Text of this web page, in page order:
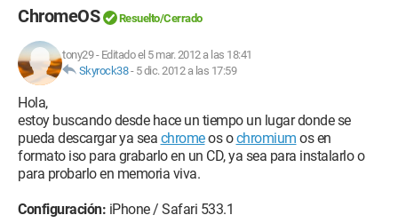
ChromeOS
Resuelto/Cerrado
tony29- Editado el 5 mar. 2012 a las 18:41
Skyrock38- 5 dic. 2012 a las 17:59
Hola,
estoy buscando desde hace un tiempo un lugar donde se
pueda descargar ya sea chromeos ochromium os en
formato iso para grabarlo en un CD, ya sea para instalarlo o
para probarlo en memoria viva.
Configuración: iPhone / Safari 533.1